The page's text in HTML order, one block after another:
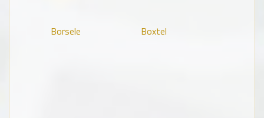
Borsele Boxtel